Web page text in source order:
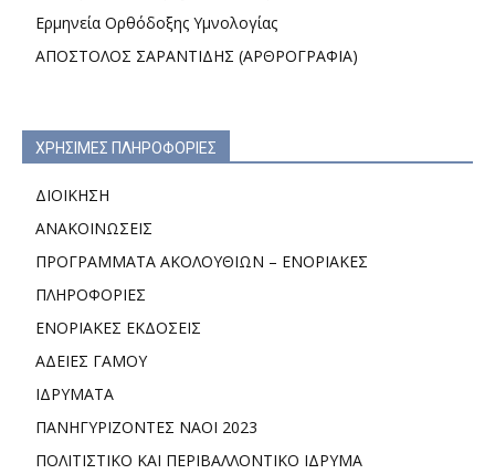
Ερμηνεία Ορθόδοξης Υμνολογίας
ΑΠΟΣΤΟΛΟΣ ΣΑΡΑΝΤΙΔΗΣ (ΑΡΘΡΟΓΡΑΦΙΑ)
ΧΡΗΣΙΜΕΣ ΠΛΗΡΟΦΟΡΙΕΣ
ΔΙΟΙΚΗΣΗ
ΑΝΑΚΟΙΝΩΣΕΙΣ
ΠΡΟΓΡΑΜΜΑΤΑ ΑΚΟΛΟΥΘΙΩΝ – ΕΝΟΡΙΑΚΕΣ
ΠΛΗΡΟΦΟΡΙΕΣ
ΕΝΟΡΙΑΚΕΣ ΕΚΔΟΣΕΙΣ
ΑΔΕΙΕΣ ΓΑΜΟΥ
ΙΔΡΥΜΑΤΑ
ΠΑΝΗΓΥΡΙΖΟΝΤΕΣ ΝΑΟΙ 2023
ΠΟΛΙΤΙΣΤΙΚΟ ΚΑΙ ΠΕΡΙΒΑΛΛΟΝΤΙΚΟ ΙΔΡΥΜΑ